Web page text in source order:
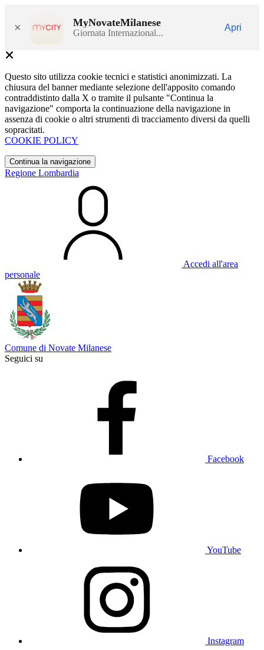
× MyNovateMilanese
Giornata Internazional...
Apri
Questo sito utilizza cookie tecnici e statistici anonimizzati. La
chiusura del banner mediante selezione dell'apposito comando
contraddistinto dalla X o tramite il pulsante "Continua la
navigazione" comporta la continuazione della navigazione in
assenza di cookie o altri strumenti di tracciamento diversi da quelli
sopracitati.
COOKIE POLICY
Continua la navigazione
Regione Lombardia
Accedi all'area
personale
Comune di Novate Milanese
Seguici su
Facebook
YouTube
Instagram